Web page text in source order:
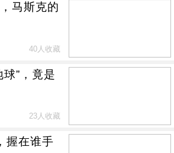
马斯克的
40人收藏
球”，竟是
23人收藏
握在谁手